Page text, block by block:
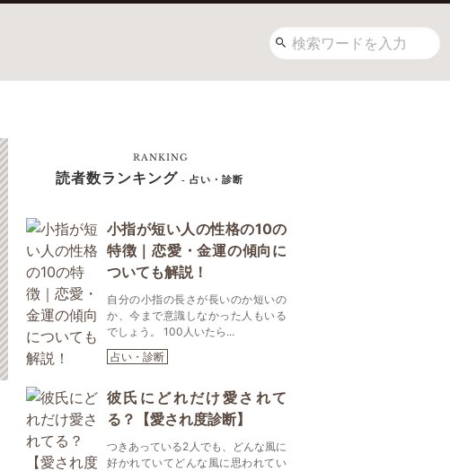
RANKING
読者数ランキング - 占い・診断
小指が短い人の性格の10の
特徴｜恋愛・金運の傾向に
ついても解説！
自分の小指の長さが長いのか短いの
か、今まで意識しなかった人もいる
でしょう。 100人いたら...
占い・診断
彼氏にどれだけ愛されて
る？【愛され度診断】
つきあっている2人でも、どんな風に
好かれていてどんな風に思われてい